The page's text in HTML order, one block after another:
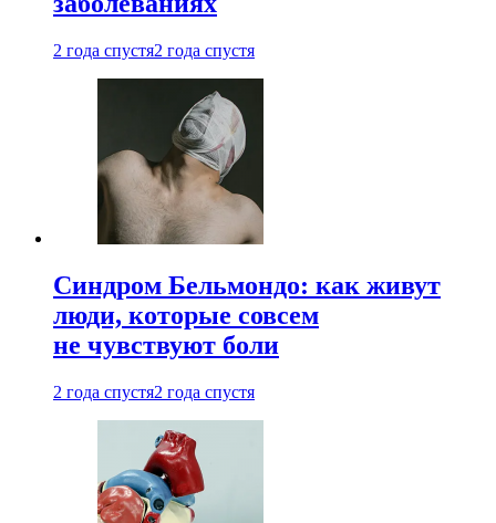
2 года спустя2 года спустя
Синдром Бельмондо: как живут
люди, которые совсем
не чувствуют боли
2 года спустя2 года спустя